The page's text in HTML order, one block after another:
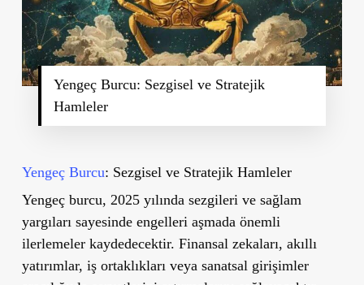
Yengeç Burcu: Sezgisel ve Stratejik
Hamleler
Yengeç Burcu: Sezgisel ve Stratejik Hamleler
Yengeç burcu, 2025 yılında sezgileri ve sağlam
yargıları sayesinde engelleri aşmada önemli
ilerlemeler kaydedecektir. Finansal zekaları, akıllı
yatırımlar, iş ortaklıkları veya sanatsal girişimler